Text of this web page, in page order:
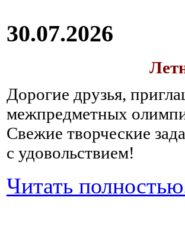
30.07.2026
Дорогие друзья,
межпредметных
Свежие творческие
с удовольствием!
Читать